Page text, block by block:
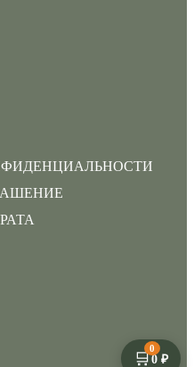
🛒0
0 ₽